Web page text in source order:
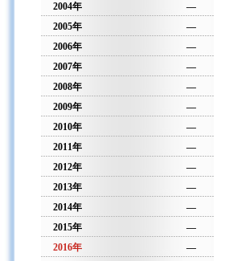
2004年
—
2005年
—
2006年
—
2007年
—
2008年
—
2009年
—
2010年
—
2011年
—
2012年
—
2013年
—
2014年
—
2015年
—
2016年
—